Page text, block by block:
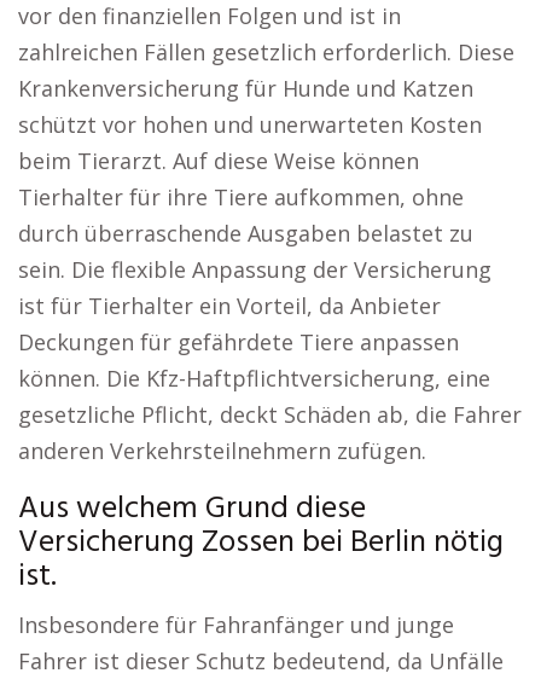
vor den finanziellen Folgen und ist in
zahlreichen Fällen gesetzlich erforderlich. Diese
Krankenversicherung für Hunde und Katzen
schützt vor hohen und unerwarteten Kosten
beim Tierarzt. Auf diese Weise können
Tierhalter für ihre Tiere aufkommen, ohne
durch überraschende Ausgaben belastet zu
sein. Die flexible Anpassung der Versicherung
ist für Tierhalter ein Vorteil, da Anbieter
Deckungen für gefährdete Tiere anpassen
können. Die Kfz-Haftpflichtversicherung, eine
gesetzliche Pflicht, deckt Schäden ab, die Fahrer
anderen Verkehrsteilnehmern zufügen.
Aus welchem Grund diese
Versicherung Zossen bei Berlin nötig
ist.
Insbesondere für Fahranfänger und junge
Fahrer ist dieser Schutz bedeutend, da Unfälle